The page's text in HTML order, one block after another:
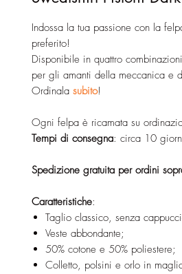
Indossa la tua passione con la
preferito!
Disponibile in quattro
per gli amanti della meccanica e
Ordinala subito!
Ogni felpa è ricamata su
Tempi di consegna: circa 10
Spedizione gratuita per ordini
Caratteristiche:
Taglio classico, senza
Veste abbondante;
50% cotone e 50% poliestere;
Colletto, polsini e orlo in